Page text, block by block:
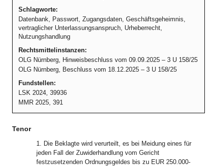
Schlagworte:
Datenbank, Passwort, Zugangsdaten, Geschäftsgeheimnis,
vertraglicher Unterlassungsanspruch, Urheberrecht,
Nutzungshandlung
Rechtsmittelinstanzen:
OLG Nürnberg, Hinweisbeschluss vom 09.09.2025 – 3 U 158/25
OLG Nürnberg, Beschluss vom 18.12.2025 – 3 U 158/25
Fundstellen:
LSK 2024, 39936
MMR 2025, 391
Tenor
1. Die Beklagte wird verurteilt, es bei Meidung eines für
jeden Fall der Zuwiderhandlung vom Gericht
festzusetzenden Ordnungsgeldes bis zu EUR 250.000-